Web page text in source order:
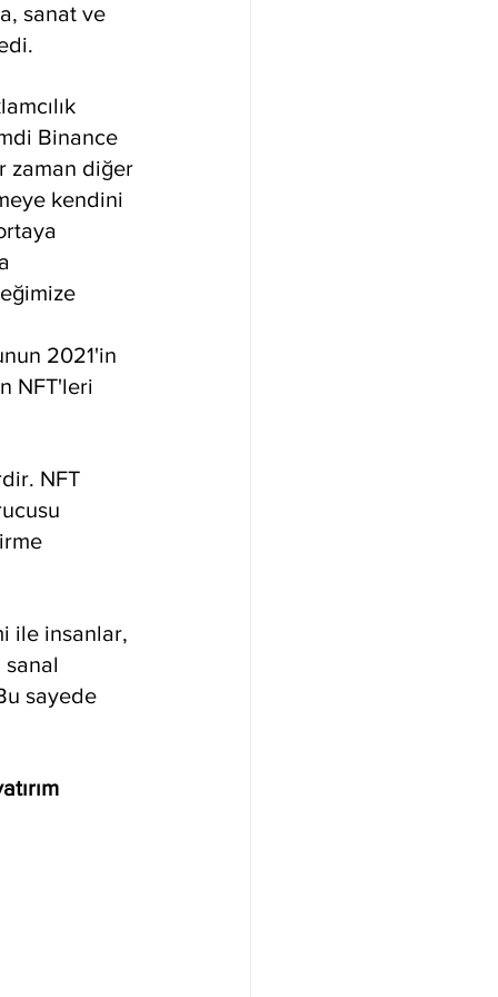
sanat ve
Binance
zaman diğer
kendini
2021'in
NFT'leri
NFT
ile insanlar,
sayede